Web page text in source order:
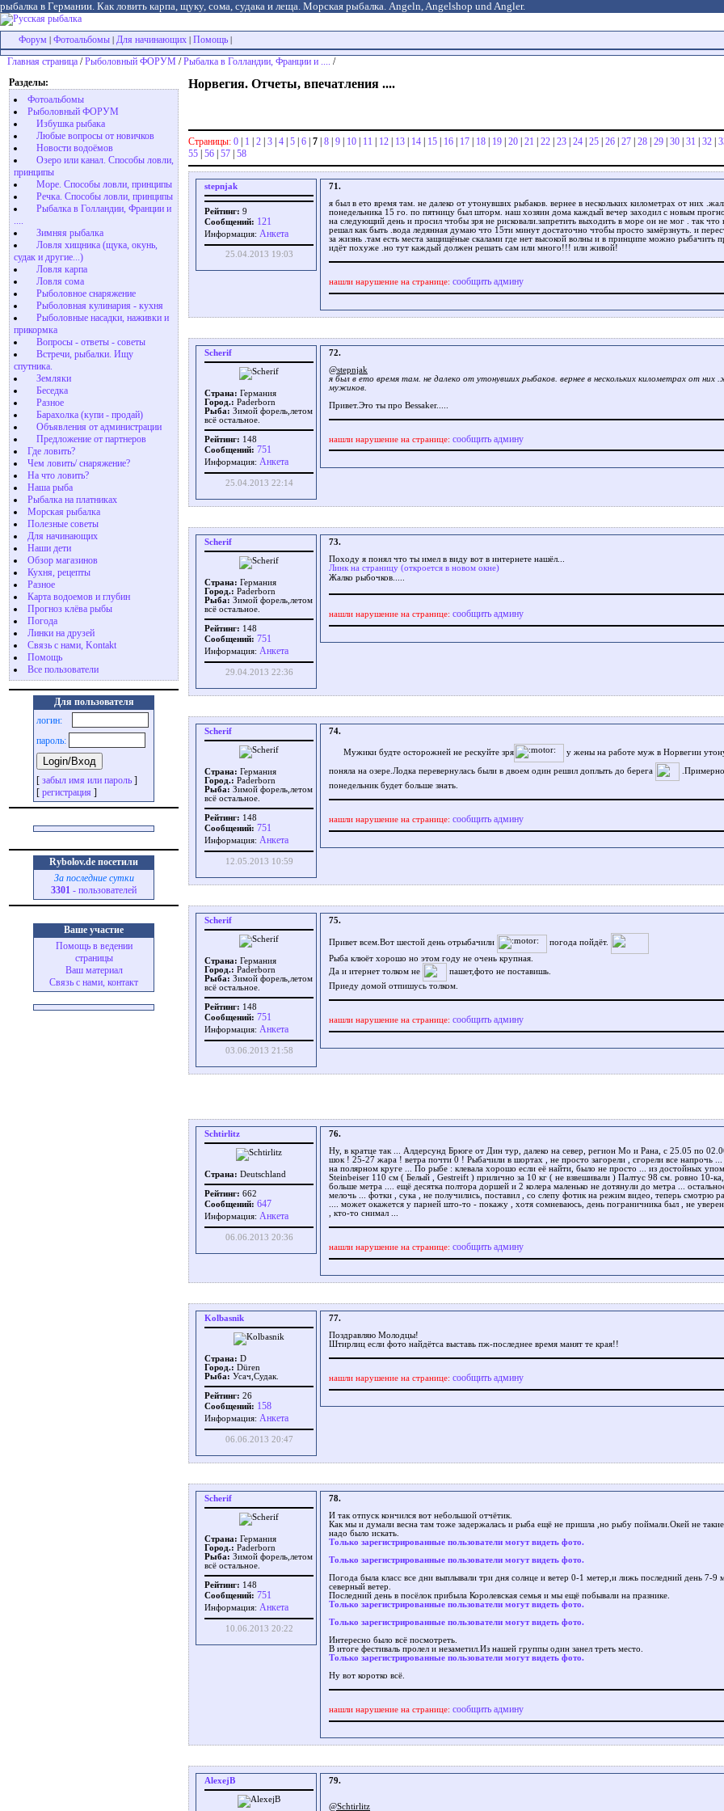
рыбалка в Германии. Как ловить карпа, щуку, сома, судака и леща. Морская рыбалка. Angeln, Angelshop und Angler.
Форум
Фотоальбомы Для начинающих Помощь
Главная страница /Рыболовный ФОРУМ /Рыбалка в Голландии, Франции и .... /
Разделы:
Фотоальбомы
Рыболовный ФОРУМ
Избушка рыбака
Любые вопросы от новичков
Новости водоёмов
Озеро или канал. Способы ловли,
принципы
Море. Способы ловли, принципы
Речка. Способы ловли, принципы
Рыбалка в Голландии, Франции и
....
Зимняя рыбалка
Ловля хищника (щука, окунь,
судак и другие...)
Ловля карпа
Ловля сома
Рыболовное снаряжение
Рыболовная кулинария - кухня
Рыболовные насадки, наживки и
прикормка
Вопросы - ответы - советы
Встречи, рыбалки. Ищу
спутника.
Земляки
Беседка
Разное
Барахолка (купи - продай)
Объявления от администрации
Предложение от партнеров
Где ловить?
Чем ловить/ снаряжение?
На что ловить?
Наша рыба
Рыбалка на платниках
Морская рыбалка
Полезные советы
Для начинающих
Наши дети
Обзор магазинов
Кухня, рецепты
Разное
Карта водоемов и глубин
Прогноз клёва рыбы
Погода
Линки на друзей
Связь с нами, Kontakt
Помощь
Все пользователи
Для пользователя
логин:
пароль:
[ забыл имя или пароль ]
[ регистрация ]
Rybolov.de посетили
За последние сутки
3301 - пользователей
Ваше участие
Помощь в ведении
страницы
Ваш материал
Связь с нами, контакт
Норвегия. Отчеты, впечатления ....
Страницы: 0 | 1 | 2 | 3 | 4 | 5 | 6 | 7 | 8 | 9 | 10 | 11 | 12 | 13 | 14 | 15 | 16 | 17 | 18 | 19 | 20 | 21 | 22 | 23 | 24 | 25 | 26 | 27 | 28 | 29 | 30 | 31 | 32 |
55 | 56 | 57 | 58
stepnjak
Рейтинг: 9
Сообщений: 121
Информация: Aнкета
25.04.2013 19:03
71.
я был в ето время там. не далеко от утонувших рыбаков. вернее в нескольких километрах от них
понедельника 15 го. по пятницу был шторм. наш хозяин дома каждый вечер заходил с новым
на следующий день и просил чтобы зря не рисковали.запретить выходить в море он не мог . так
решал как быть .вода ледянная думаю что 15ти минут достаточно чтобы просто замёрзнуть. и
за жизнь .там есть места защищёные скалами где нет высокой волны и в принципе можно рыбачить
идёт похуже .но тут каждый должен решать сам или много!!! или живой!
нашли нарушение на странице: сообщить админу
Scherif
Страна: Германия
Город.: Paderborn
Рыба: Зимой форель,летом
всё остальное.
Рейтинг: 148
Сообщений: 751
Информация: Aнкета
25.04.2013 22:14
72.
@stepnjak
я был в ето время там. не далеко от утонувших рыбаков. вернее в нескольких километрах от них
мужиков.
Привет.Это ты про Bessaker.....
нашли нарушение на странице: сообщить админу
Scherif
Страна: Германия
Город.: Paderborn
Рыба: Зимой форель,летом
всё остальное.
Рейтинг: 148
Сообщений: 751
Информация: Aнкета
29.04.2013 22:36
73.
Походу я понял что ты имел в виду вот в интернете нашёл...
Линк на страницу (откроется в новом окне)
Жалко рыбочков.....
нашли нарушение на странице: сообщить админу
Scherif
Страна: Германия
Город.: Paderborn
Рыба: Зимой форель,летом
всё остальное.
Рейтинг: 148
Сообщений: 751
Информация: Aнкета
12.05.2013 10:59
74.
Мужики будте осторожней не рескуйте зря у жены на работе муж в Норвегии
поняла на озере.Лодка перевернулась были в двоем один решил доплыть до берега
.Примерно
понедельник будет больше знать.
нашли нарушение на странице: сообщить админу
Scherif
Страна: Германия
Город.: Paderborn
Рыба: Зимой форель,летом
всё остальное.
Рейтинг: 148
Сообщений: 751
Информация: Aнкета
03.06.2013 21:58
75.
Привет всем.Вот шестой день отрыбачили
погода пойдёт.
Рыба клюёт хорошо но этом году не очень крупная.
Да и итернет толком не
пашет,фото не поставишь.
Приеду домой отпишусь толком.
нашли нарушение на странице: сообщить админу
Schtirlitz
Страна: Deutschland
Рейтинг: 662
Сообщений: 647
Информация: Aнкета
06.06.2013 20:36
76.
Ну, в кратце так ... Алдерсунд Брюге от Дин тур, далеко на север, регион Мо и Рана, с 25.05 по
шок ! 25-27 жара ! ветра почти 0 ! Рыбачили в шортах , не просто загорели , сгорели все напрочь
на полярном круге ... По рыбе : клевала хорошо если её найти, было не просто ... из достойных
Steinbeiser 110 см ( Белый , Gestreift ) прилично за 10 кг ( не взвешивали ) Палтус 98 см. ровно 10-
больше метра .... ещё десятка полтора доршей и 2 колера маленько не дотянули до метра ...
мелочь ... фотки , сука , не получились, поставил , со слепу фотик на режим видео, теперь смотрю
.... может окажется у парней што-то - покажу , хотя сомневаюсь, день пограничника был , не
, кто-то снимал ...
нашли нарушение на странице: сообщить админу
Kolbasnik
Страна: D
Город.: Düren
Рыба: Усач,Судак.
Рейтинг: 26
Сообщений: 158
Информация: Aнкета
06.06.2013 20:47
77.
Поздравляю Молодцы!
Штирлиц если фото найдётса выставь пж-последнее время манят те края!!
нашли нарушение на странице: сообщить админу
Scherif
Страна: Германия
Город.: Paderborn
Рыба: Зимой форель,летом
всё остальное.
Рейтинг: 148
Сообщений: 751
Информация: Aнкета
10.06.2013 20:22
78.
И так отпуск кончился вот небольшой отчётик.
Как мы и думали весна там тоже задержалась и рыба ещё не пришла ,но рыбу поймали.Окей не
надо было искать.
Только зарегистрированные пользователи могут видеть фото.
Только зарегистрированные пользователи могут видеть фото.
Погода была класс все дни выплывали три дня солнце и ветер 0-1 метер,и лижь последний день 7-9
северный ветер.
Последний день в посёлок прибыла Королевская семья и мы ещё побывали на празнике.
Только зарегистрированные пользователи могут видеть фото.
Только зарегистрированные пользователи могут видеть фото.
Интересно было всё посмотреть.
В итоге фестиваль пролел и незаметил.Из нашей группы один занел треть место.
Только зарегистрированные пользователи могут видеть фото.
Ну вот коротко всё.
нашли нарушение на странице: сообщить админу
AlexejB 79.
@Schtirlitz